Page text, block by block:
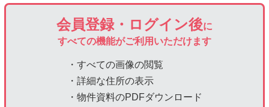
会員登録・ログイン後に
すべての機能がご利用いただけます
・すべての画像の閲覧
・詳細な住所の表示
・物件資料のPDFダウンロード